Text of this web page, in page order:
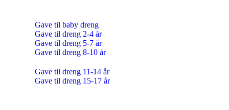
Gave til baby dreng
Gave til dreng 2-4 år
Gave til dreng 5-7 år
Gave til dreng 8-10 år
Gave til dreng 11-14 år
Gave til dreng 15-17 år